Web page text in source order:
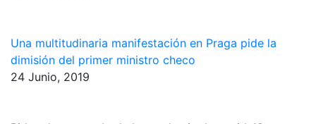
Una multitudinaria manifestación en Praga pide la
dimisión del primer ministro checo
24 Junio, 2019